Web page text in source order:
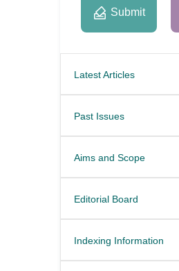
Submit
Latest Articles
Past Issues
Aims and Scope
Editorial Board
Indexing Information